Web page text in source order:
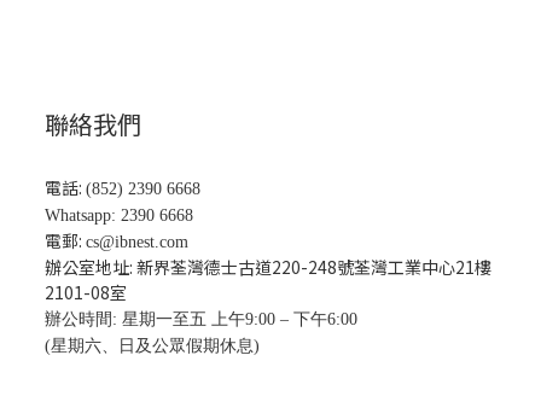
聯絡我們
電話: (852) 2390 6668
Whatsapp: 2390 6668
電郵: cs@ibnest.com
辦公室地址: 新界荃灣德士古道220-248號荃灣工業中心21樓
2101-08室
辦公時間: 星期一至五 上午9:00 – 下午6:00
(星期六、日及公眾假期休息)